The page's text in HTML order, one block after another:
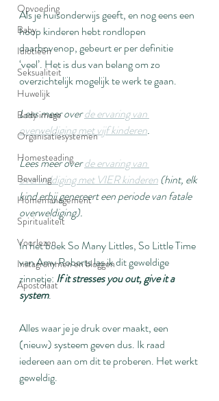
Opvoeding
Baby
Idiotieën
Seksualiteit
Huwelijk
Body image
Organisatiesystemen
Homesteading
Bevalling
Homemanagement
Spiritualiteit
Voorlezen
Instagrammen en bloggen
Apostolaat
Als je huisonderwijs geeft, en nog eens een
hoop kinderen hebt rondlopen
daarbovenop, gebeurt er per definitie
‘veel’. Het is dus van belang om zo
overzichtelijk mogelijk te werk te gaan.
Lees meer over de ervaring van
overweldiging met vijf kinderen.
Lees meer over de ervaring van
overweldiging met VIER kinderen (hint, elk
kind erbij genereert een periode van fatale
overweldiging).
In het boek So Many Littles, So Little Time
van Amy Roberts las ik dit geweldige
zinnetje: If it stresses you out, give it a
system.
Alles waar je je druk over maakt, een
(nieuw) systeem geven dus. Ik raad
iedereen aan om dit te proberen. Het werkt
geweldig.